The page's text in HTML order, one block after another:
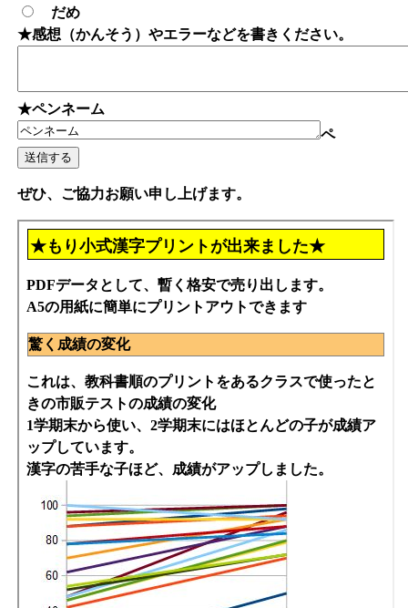
だめ
★感想（かんそう）やエラーなどを書きください。
★ペンネーム
ペ
ぜひ、ご協力お願い申し上げます。